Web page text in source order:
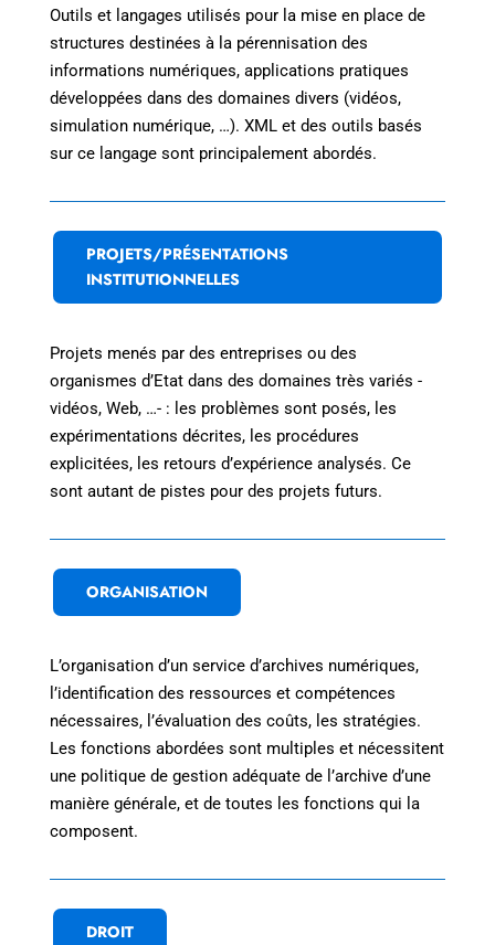
Outils et langages utilisés pour la mise en place de
structures destinées à la pérennisation des
informations numériques, applications pratiques
développées dans des domaines divers (vidéos,
simulation numérique, …). XML et des outils basés
sur ce langage sont principalement abordés.
PROJETS/PRÉSENTATIONS
INSTITUTIONNELLES
Projets menés par des entreprises ou des
organismes d’Etat dans des domaines très variés -
vidéos, Web, …- : les problèmes sont posés, les
expérimentations décrites, les procédures
explicitées, les retours d’expérience analysés. Ce
sont autant de pistes pour des projets futurs.
ORGANISATION
L’organisation d’un service d’archives numériques,
l’identification des ressources et compétences
nécessaires, l’évaluation des coûts, les stratégies.
Les fonctions abordées sont multiples et nécessitent
une politique de gestion adéquate de l’archive d’une
manière générale, et de toutes les fonctions qui la
composent.
DROIT